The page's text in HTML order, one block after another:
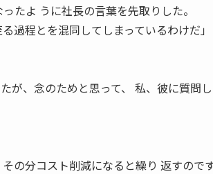
たよ うに社長の言葉を先取りした。
過程とを混同してしまっているわけだ
が、念のためと思って、 私、彼に質問
の分コスト削減になると繰り 返すのです